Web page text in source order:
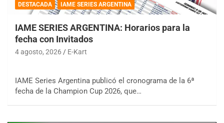
DESTACADA IAME SERIES ARGENTINA
IAME SERIES ARGENTINA: Horarios para la
fecha con Invitados
4 agosto, 2026 E-Kart
IAME Series Argentina publicó el cronograma de la 6ª
fecha de la Champion Cup 2026, que…